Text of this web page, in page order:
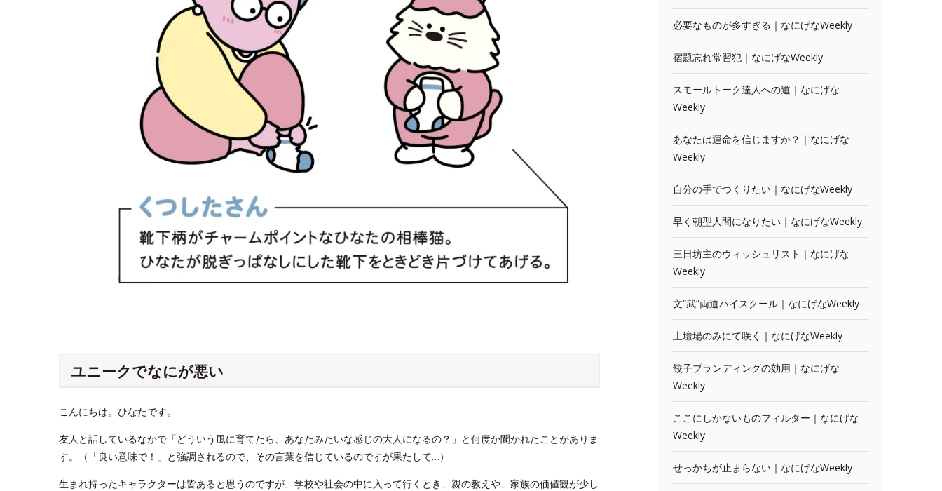
ユニークでなにが悪い
こんにちは。ひなたです。
友人と話しているなかで「どういう風に育てたら、あなたみたいな感じの大人になるの？」と何度か聞かれたことがありま
す。（「良い意味で！」と強調されるので、その言葉を信じているのですが果たして…）
生まれ持ったキャラクターは皆あると思うのですが、学校や社会の中に入って行くとき、親の教えや、家族の価値観が少し
必要なものが多すぎる｜なにげなWeekly
宿題忘れ常習犯｜なにげなWeekly
スモールトーク達人への道｜なにげな
Weekly
あなたは運命を信じますか？｜なにげな
Weekly
自分の手でつくりたい｜なにげなWeekly
早く朝型人間になりたい｜なにげなWeekly
三日坊主のウィッシュリスト｜なにげな
Weekly
文“武”両道ハイスクール｜なにげなWeekly
土壇場のみにて咲く｜なにげなWeekly
餃子ブランディングの効用｜なにげな
Weekly
ここにしかないものフィルター｜なにげな
Weekly
せっかちが止まらない｜なにげなWeekly